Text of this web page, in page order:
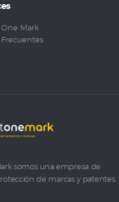
Mark
somos una empresa de
de marcas y patentes.